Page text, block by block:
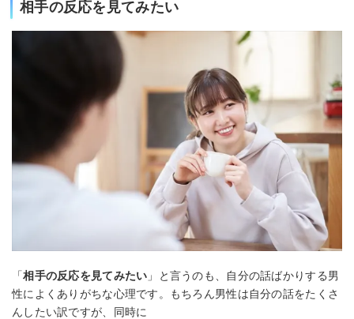
相手の反応を見てみたい
「相手の反応を見てみたい 」と言うのも、自分の話ばかりする男
性によくありがちな心理です。もちろん男性は自分の話をたくさ
んしたい訳ですが、同時に